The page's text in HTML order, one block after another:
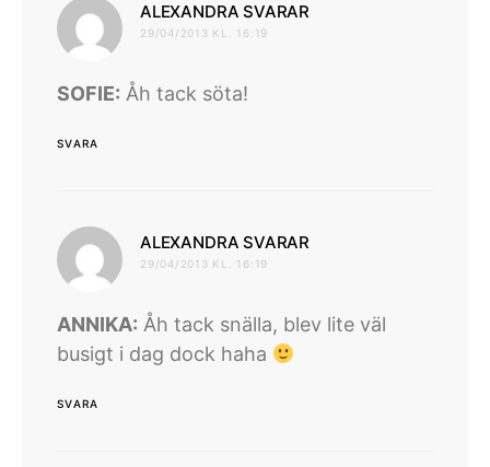
ALEXANDRA SVARAR
29/04/2013 KL. 16:19
SOFIE: Åh tack söta!
SVARA
ALEXANDRA SVARAR
29/04/2013 KL. 16:19
ANNIKA: Åh tack snälla, blev lite väl
busigt i dag dock haha
SVARA